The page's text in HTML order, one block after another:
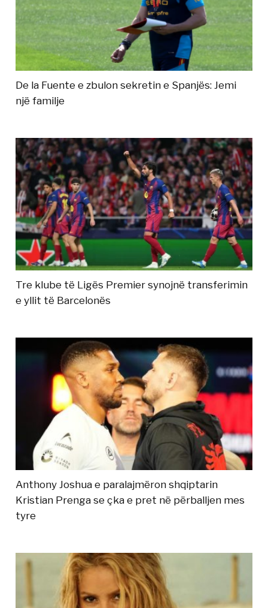
De la Fuente e zbulon sekretin e Spanjës: Jemi
një familje
Tre klube të Ligës Premier synojnë transferimin
e yllit të Barcelonës
Anthony Joshua e paralajmëron shqiptarin
Kristian Prenga se çka e pret në përballjen mes
tyre